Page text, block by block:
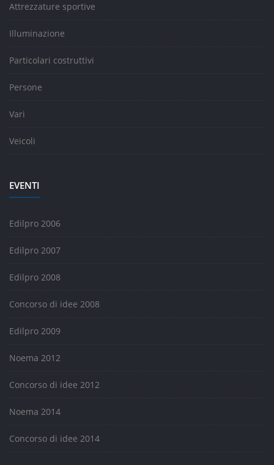
Attrezzature sportive
Illuminazione
Particolari costruttivi
Persone
Vari
Veicoli
EVENTI
Edilpro 2006
Edilpro 2007
Edilpro 2008
Concorso di idee 2008
Edilpro 2009
Noema 2012
Concorso di idee 2012
Noema 2014
Concorso di idee 2014